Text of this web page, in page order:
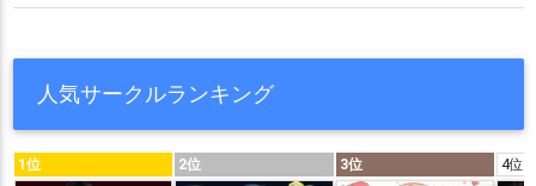
人気サークルランキング
1位 2位 3位 4位